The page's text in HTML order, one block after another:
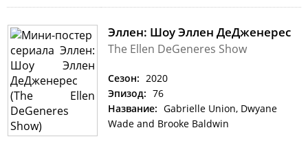
Эллен: Шоу Эллен ДеДженерес
The Ellen DeGeneres Show
Сезон: 2020
Эпизод: 76
Название: Gabrielle Union, Dwyane
Wade and Brooke Baldwin